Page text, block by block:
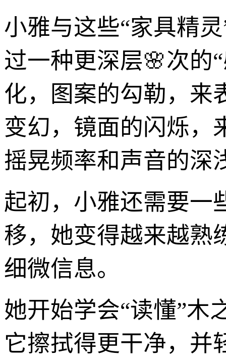
小雅与这些“家具精
过一种更深层🌸次的
化，图案的勾勒，来
变幻，镜面的闪烁，
摇晃频率和声音的深
起初，小雅还需要一
移，她变得越来越熟
细微信息。
她开始学会“读懂”木
它擦拭得更干净，并